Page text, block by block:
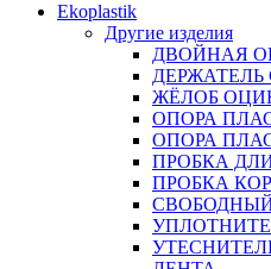
Ekoplastik
Другие изделия
ДВОЙНАЯ
ЖЁЛОБ
ОПОРА
ОПОРА
ПРОБКА
ПРОБКА